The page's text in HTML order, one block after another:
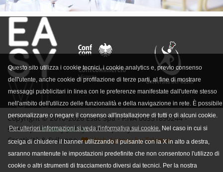
Questo sito utilizza i cookie tecnici, i cookie analytics e, previo consenso
dell'utente, anche cookie di profilazione di terze parti, al fine di mostrare
messaggi pubblicitari in linea con le preferenze manifestate dall'utente stesso
nell'ambito dell'utilizzo delle funzionalità e della navigazione in rete. È possibile
personalizzare o negare il consenso all'installazione di tutti o di alcuni cookie.
Per ulteriori informazioni si veda l'informativa sui cookie. Nel caso in cui si
scelga di chiudere il banner utilizzando il pulsante con la X in alto a destra,
saranno mantenute le impostazioni predefinite che non consentono l'utilizzo di
cookie o altri strumenti di tracciamento diversi dai tecnici. Per la nostra
Copyright © 2010-2026 Esac Spa - P.IVA 00331890244 -
sitemap -Privacy policyCookie policy
Creatività & Sviluppo
Web Agency by Telemar